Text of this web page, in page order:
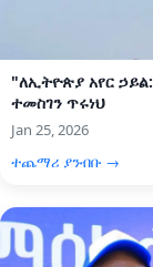
"ለኢትዮጵያ አየር
ተመስገን ጥሩነህ
Jan 25, 2026
ተጨማሪ ያንብቡ →